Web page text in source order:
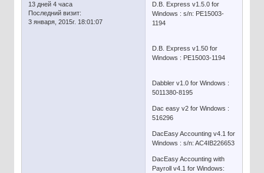
13 дней 4 часа
Последний визит:
3 января, 2015г. 18:01:07
D.B. Express v1.5.0 for
Windows : s/n: PE15003-
1194
D.B. Express v1.50 for
Windows : PE15003-1194
Dabbler v1.0 for Windows :
5011380-8195
Dac easy v2 for Windows :
516296
DacEasy Accounting v4.1 for
Windows : s/n: AC4IB226653
DacEasy Accounting with
Payroll v4.1 for Windows: